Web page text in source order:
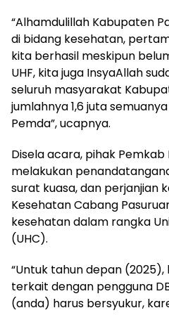
“Alhamdulillah Kabupaten
di bidang kesehatan,
kita berhasil meskipun
UHF, kita juga InsyaAllah
seluruh masyarakat
jumlahnya 1,6 juta
Pemda”, ucapnya.
Disela acara, pihak
melakukan
surat kuasa, dan perjanjian
Kesehatan Cabang
kesehatan dalam rangka
(UHC).
“Untuk tahun depan
terkait dengan pengguna
(anda) harus bersyukur,